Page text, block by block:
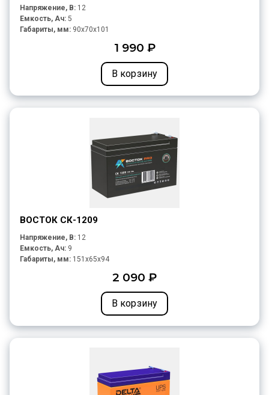
Напряжение, В: 12
Емкость, Ач: 5
Габариты, мм: 90x70x101
1 990 ₽
В корзину
ВОСТОК СК-1209
Напряжение, В: 12
Емкость, Ач: 9
Габариты, мм: 151x65x94
2 090 ₽
В корзину